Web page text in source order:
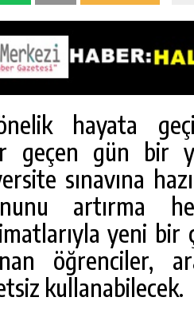
hayata
geçen gün bir
sınavına
artırma
yeni bir
öğrenciler,
kullanabilecek.